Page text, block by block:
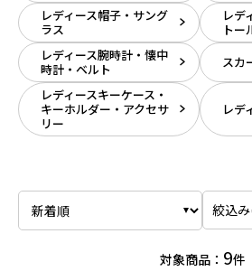
レディース帽子・サング
ラス
レデ
トー
レディース腕時計・懐中
時計・ベルト
スカ
レディースキーケース・
キーホルダー・アクセサ
リー
レデ
絞込
対象商品： 9件